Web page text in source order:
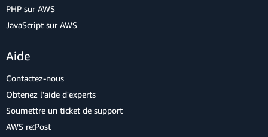
PHP sur AWS
JavaScript sur AWS
Aide
Contactez-nous
Obtenez l'aide d'experts
Soumettre un ticket de support
AWS re:Post